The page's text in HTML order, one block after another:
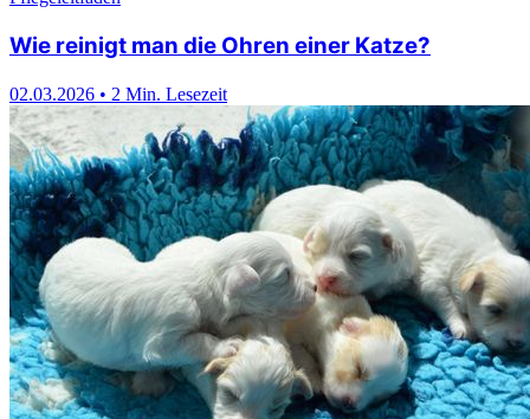
Wie reinigt man die Ohren einer Katze?
02.03.2026 • 2 Min. Lesezeit